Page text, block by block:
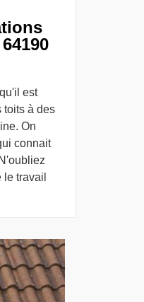
est
toits à des
On
connait
travail